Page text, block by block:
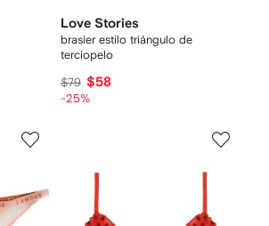
Love Stories
brasier estilo triángulo de
terciopelo
$79 $58
-25%